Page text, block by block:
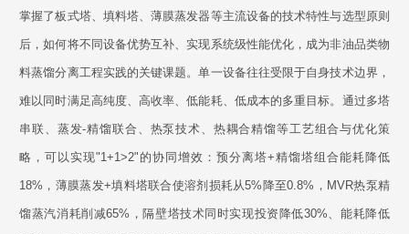
掌握了板式塔、填料塔、薄膜蒸发器等主流设备的技术特性与选型原则
后，如何将不同设备优势互补、实现系统级性能优化，成为非油品类物
料蒸馏分离工程实践的关键课题。单一设备往往受限于自身技术边界，
难以同时满足高纯度、高收率、低能耗、低成本的多重目标。通过多塔
串联、蒸发-精馏联合、热泵技术、热耦合精馏等工艺组合与优化策
略，可以实现"1+1>2"的协同增效：预分离塔+精馏塔组合能耗降低
18%，薄膜蒸发+填料塔联合使溶剂损耗从5%降至0.8%，MVR热泵精
馏蒸汽消耗削减65%，隔壁塔技术同时实现投资降低30%、能耗降低